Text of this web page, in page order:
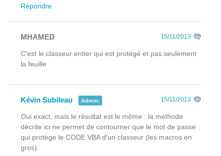
Répondre
MHAMED 15/11/2013
C'est le classeur entier qui est protégé et pas seulement
la feuille
Kévin Subileau Admin. 15/11/2013
Oui exact, mais le résultat est le même : la méthode
décrite ici ne permet de contourner que le mot de passe
qui protège le CODE VBA d'un classeur (les macros en
gros).